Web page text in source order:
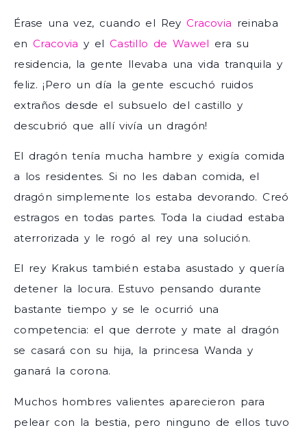
Érase una vez, cuando el Rey Cracovia reinaba
enCracovia y el Castillo de Wawel era su
residencia, la gente llevaba una vida tranquila y
feliz. ¡Pero un día la gente escuchó ruidos
extraños desde el subsuelo del castillo y
descubrió que allí vivía un dragón!
El dragón tenía mucha hambre y exigía comida
a los residentes. Si no les daban comida, el
dragón simplemente los estaba devorando. Creó
estragos en todas partes. Toda la ciudad estaba
aterrorizada y le rogó al rey una solución.
El rey Krakus también estaba asustado y quería
detener la locura. Estuvo pensando durante
bastante tiempo y se le ocurrió una
competencia: el que derrote y mate al dragón
se casará con su hija, la princesa Wanda y
ganará la corona.
Muchos hombres valientes aparecieron para
pelear con la bestia, pero ninguno de ellos tuvo